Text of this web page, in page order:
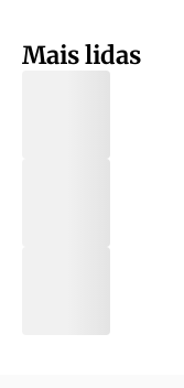
Mais lidas